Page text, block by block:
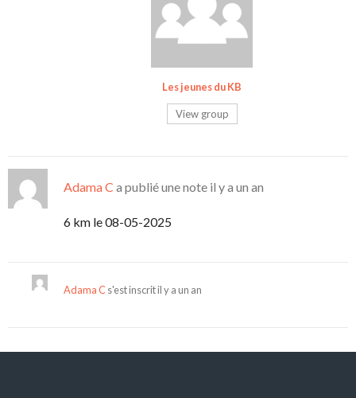
Les jeunes du KB
View group
Adama C a publié une note il y a un an
6 km le 08-05-2025
Adama Cs'est inscritil y a un an